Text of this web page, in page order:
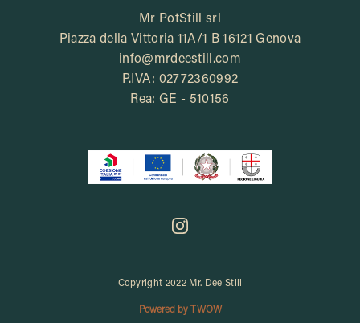
Mr PotStill srl
Piazza della Vittoria 11A/1 B 16121 Genova
info@mrdeestill.com
P.IVA: 02772360992
Rea: GE - 510156
Copyright 2022 Mr. Dee Still
Powered by TWOW